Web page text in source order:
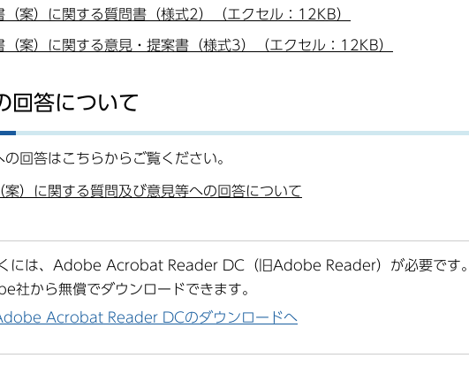
案）に関する質問書（様式2）（エクセル：12KB）
案）に関する意見・提案書（様式3）（エクセル：12KB）
回答について
回答はこちらからご覧ください。
）に関する質問及び意見等への回答について
には、Adobe Acrobat Reader DC（旧Adobe Reader）が必要です。
社から無償でダウンロードできます。
Acrobat Reader DCのダウンロードへ